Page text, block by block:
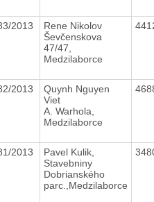
2013
Rene Nikolov
Ševčenskova
47/47,
Medzilaborce
2013
Quynh Nguyen
Viet
A. Warhola,
Medzilaborce
2013
Pavel Kulik,
Stavebniny
Dobrianského
parc.,Medzilaborce